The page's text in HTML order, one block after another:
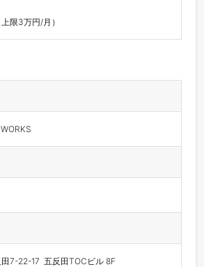
限3万円/月）
7-22-17  五反田TOCビル 8F